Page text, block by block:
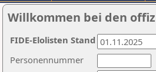
Willkommen bei den
Personennummer
FIDE-Elolisten Stand